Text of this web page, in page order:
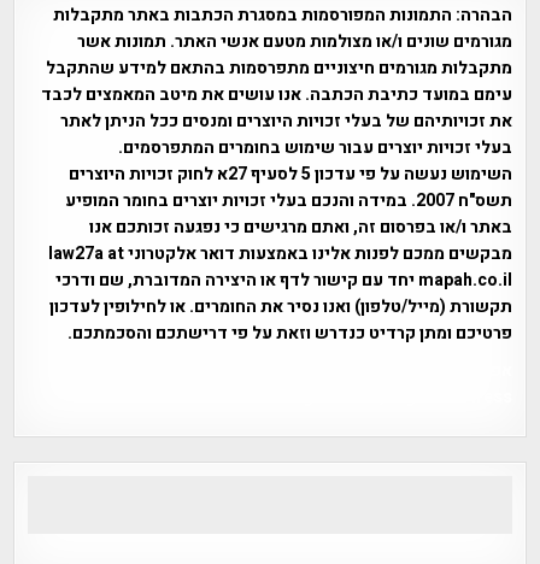
הבהרה: התמונות המפורסמות במסגרת הכתבות באתר מתקבלות
מגורמים שונים ו/או מצולמות מטעם אנשי האתר. תמונות אשר
מתקבלות מגורמים חיצוניים מתפרסמות בהתאם למידע שהתקבל
עימם במועד כתיבת הכתבה. אנו עושים את מיטב המאמצים לכבד
את זכויותיהם של בעלי זכויות היוצרים ומנסים ככל הניתן לאתר
בעלי זכויות יוצרים עבור שימוש בחומרים המתפרסמים.
השימוש נעשה על פי עדכון 5 לסעיף 27א לחוק זכויות היוצרים
תשס"ח 2007. במידה והנכם בעלי זכויות יוצרים בחומר המופיע
באתר ו/או בפרסום זה, ואתם מרגישים כי נפגעה זכותכם אנו
מבקשים ממכם לפנות אלינו באמצעות דואר אלקטרוני law27a at
mapah.co.il יחד עם קישור לדף או היצירה המדוברת, שם ודרכי
תקשורת (מייל/טלפון) ואנו נסיר את החומרים. או לחילופין לעדכון
פרטיכם ומתן קרדיט כנדרש וזאת על פי דרישתכם והסכמתכם.